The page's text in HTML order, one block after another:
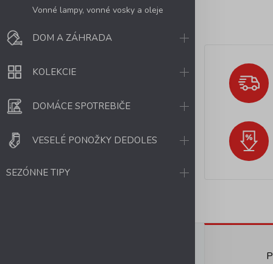
Vonné lampy, vonné vosky a oleje
DOM A ZÁHRADA
KOLEKCIE
DOMÁCE SPOTREBIČE
VESELÉ PONOŽKY DEDOLES
SEZÓNNE TIPY